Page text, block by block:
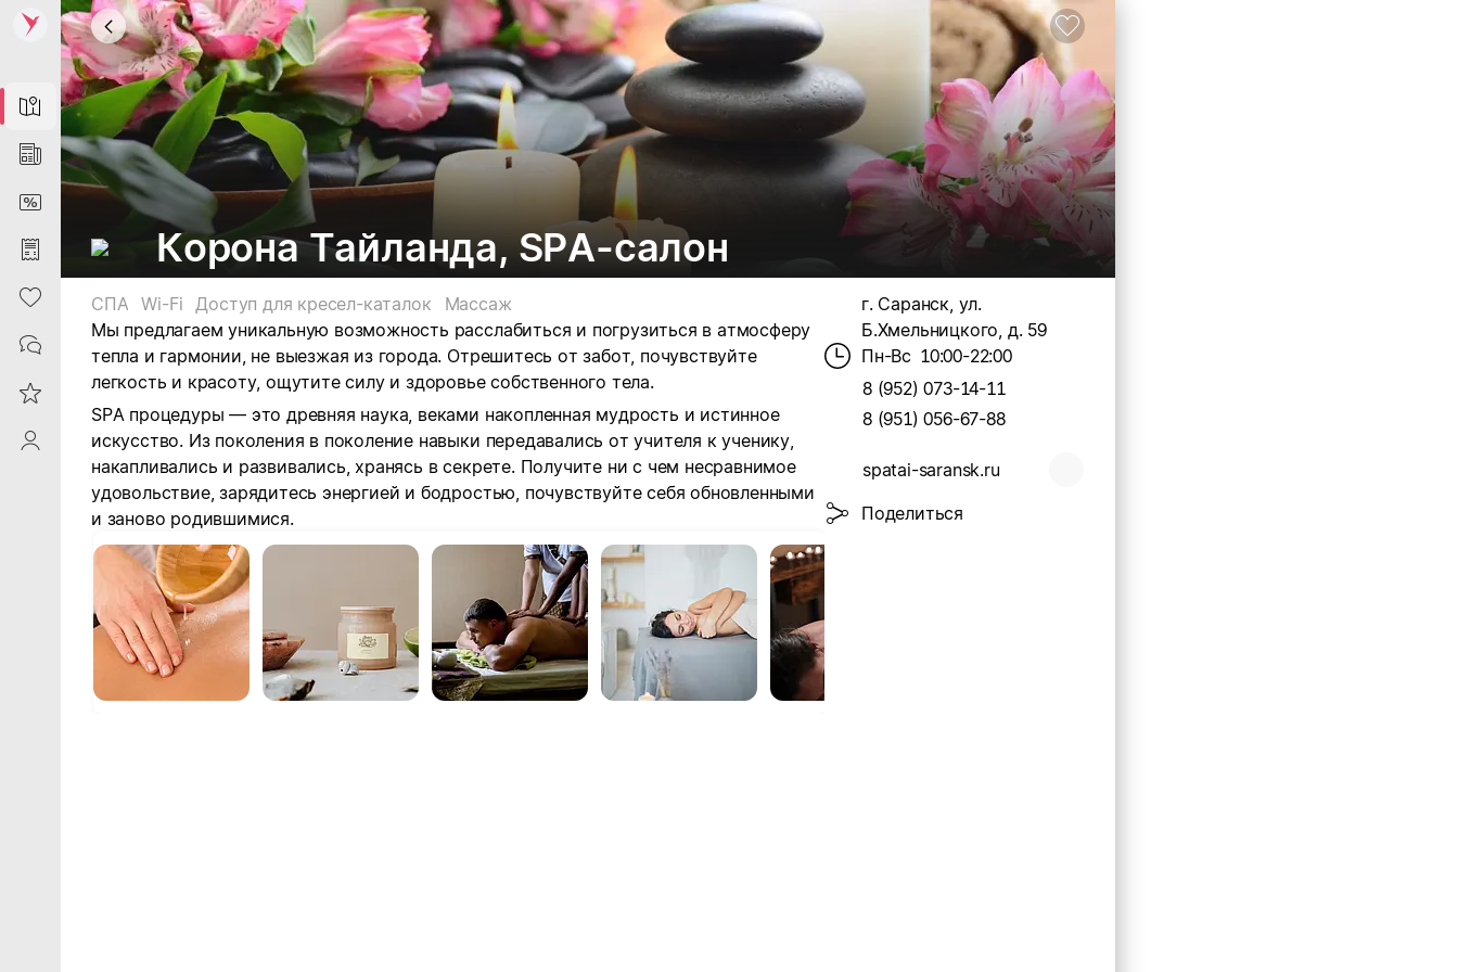
Map
News
DiscountCard
Purchases
Heart
Contacts
Reviews
ProfileSaby
Корона Тайланда, SPA-салон
СПА Wi-Fi Доступ для кресел-каталок
Массаж
Мы предлагаем уникальную возможность расслабиться и погрузиться в атмосферу
тепла и гармонии, не выезжая из города. Отрешитесь от забот, почувствуйте
легкость и красоту, ощутите силу и здоровье собственного тела.
SPA процедуры — это древняя наука, веками накопленная мудрость и истинное
искусство. Из поколения в поколение навыки передавались от учителя к ученику,
накапливались и развивались, хранясь в секрете. Получите ни с чем несравнимое
удовольствие, зарядитесь энергией и бодростью, почувствуйте себя обновленными
и заново родившимися.
г. Саранск, ул.
Б.Хмельницкого, д. 59
Пн-Вс 10:00-22:00
8 (952) 073-14-11
8 (951) 056-67-88
spatai-saransk.ru
Поделиться